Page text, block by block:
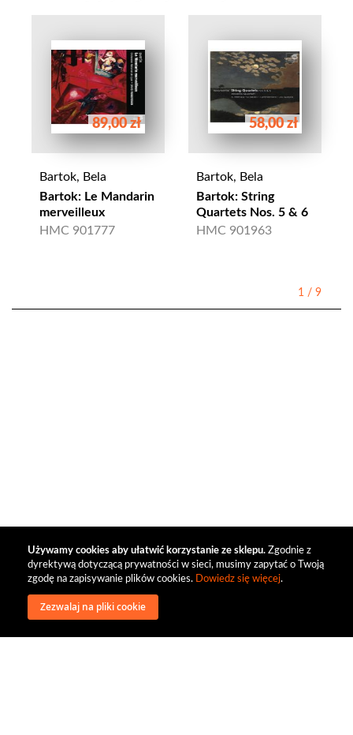
Używamy cookies aby ułatwić korzystanie ze sklepu. Zgodnie z
dyrektywą dotyczącą prywatności w sieci, musimy zapytać o Twoją
zgodę na zapisywanie plików cookies. Dowiedz się więcej.
Zezwalaj na pliki cookie
89,00 zł
Bartok, Bela
Bartok: Le Mandarin
merveilleux
HMC 901777
58,00 zł
Bartok, Bela
Bartok: String
Quartets Nos. 5 & 6
HMC 901963
1 / 9